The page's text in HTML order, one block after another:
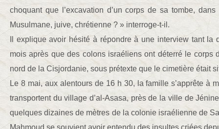
choquant que l’excavation d’un corps de sa tombe,
Musulmane, juive, chrétienne ? » interroge-t-il.
Il explique avoir hésité à répondre à une interview tant la
mois après que des colons israéliens ont déterré le corps
nord de la Cisjordanie, sous prétexte que le cimetière était
Le 8 mai, aux alentours de 16 h 30, la famille s’apprête à
transportent du village d’al-Asasa, près de la ville de
quelques dizaines de mètres de la colonie israélienne de
Mahmoud se souvient avoir entendu des insultes criées